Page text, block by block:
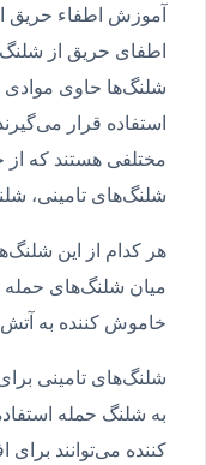
آموزش اطفاء حریق
اطفای حریق از
شلنگ‌ها حاوی موادی
استفاده قرار
مختلفی هستند که از
شلنگ‌های تامینی،
هر کدام از این
میان شلنگ‌های حمله
خاموش کننده به
شلنگ‌های تامینی
به شلنگ حمله
کننده می‌توانند